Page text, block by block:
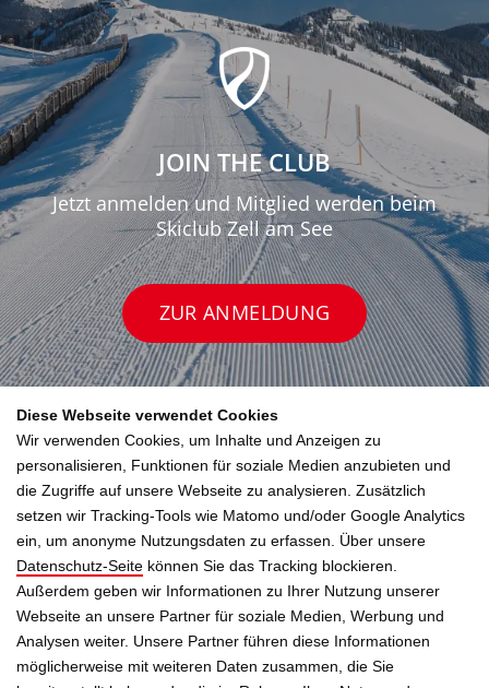
Diese Webseite verwendet Cookies
Wir verwenden Cookies, um Inhalte und Anzeigen zu
personalisieren, Funktionen für soziale Medien anzubieten und
die Zugriffe auf unsere Webseite zu analysieren. Zusätzlich
setzen wir Tracking-Tools wie Matomo und/oder Google Analytics
ein, um anonyme Nutzungsdaten zu erfassen. Über unsere
Datenschutz-Seite können Sie das Tracking blockieren.
Außerdem geben wir Informationen zu Ihrer Nutzung unserer
Webseite an unsere Partner für soziale Medien, Werbung und
Analysen weiter. Unsere Partner führen diese Informationen
möglicherweise mit weiteren Daten zusammen, die Sie
JOIN THE CLUB
Jetzt anmelden und Mitglied werden beim
Skiclub Zell am See
ZUR ANMELDUNG
Skiclub Zell am See
Mozartstrasse 11, 5700 Zell am See